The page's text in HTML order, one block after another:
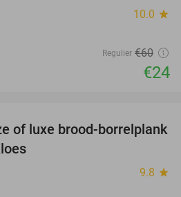
10.0 star
Regulier €60
€24
21%
of luxe brood-borrelplank
9.8 star